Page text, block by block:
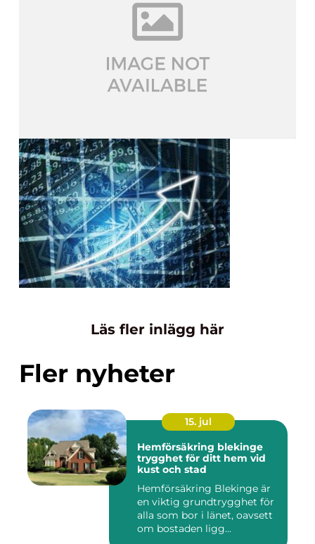
Läs fler inlägg här
Fler nyheter
15. jul
Hemförsäkring blekinge
trygghet för ditt hem vid
kust och stad
Hemförsäkring Blekinge är
en viktig grundtrygghet för
alla som bor i länet, oavsett
om bostaden ligg...